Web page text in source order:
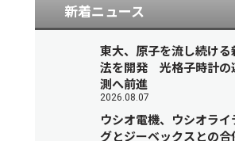
新着ニュース
東大、原子を流し続ける
法を開発 光格子時計の
測へ前進
2026.08.07
ウシオ電機、ウシオライ
グとジーベックスとの合